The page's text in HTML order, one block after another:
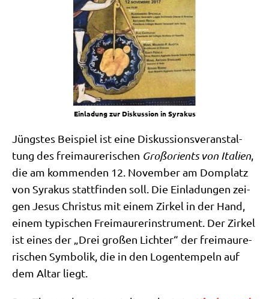
Ein­la­dung zur Dis­kus­si­on in Syrakus
Jüng­stes Bei­spiel ist eine Dis­kus­si­ons­ver­an­stal­
tung des frei­mau­re­ri­schen Groß­ori­ents von Ita­li­en
die am kom­men­den 12. Novem­ber am Dom­platz
von Syra­kus statt­fin­den soll. Die Ein­la­dun­gen zei­
gen Jesus Chri­stus mit einem Zir­kel in der Hand,
einem typi­schen Frei­mau­rer­instru­ment. Der Zir­kel
ist eines der „Drei gro­ßen Lich­ter“ der frei­mau­re­
ri­schen Sym­bo­lik, die in den Logen­tem­peln auf
dem Altar liegt.